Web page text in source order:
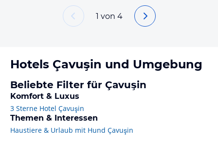
1 von 4
Hotels Çavuşin und Umgebung
Beliebte Filter für Çavuşin
Komfort & Luxus
3 Sterne Hotel Çavuşin
Themen & Interessen
Haustiere & Urlaub mit Hund Çavuşin